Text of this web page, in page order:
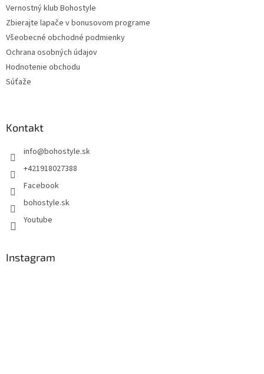
Vernostný klub Bohostyle
Zbierajte lapače v bonusovom programe
Všeobecné obchodné podmienky
Ochrana osobných údajov
Hodnotenie obchodu
Súťaže
Kontakt
info@bohostyle.sk
+421918027388
Facebook
bohostyle.sk
Youtube
Instagram